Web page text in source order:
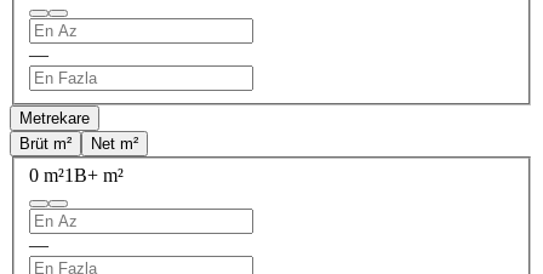
—
Metrekare
Brüt m²
Net m²
0 m²1B+ m²
—